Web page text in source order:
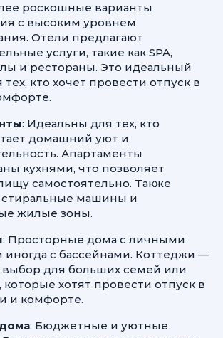
роскошные варианты
с высоким уровнем
Отели предлагают
услуги, такие как SPA,
и рестораны. Это идеальный
кто хочет провести отпуск в
: Идеальны для тех, кто
домашний уют и
Апартаменты
кухнями, что позволяет
самостоятельно. Также
машины и
жилые зоны.
: Просторные дома с личными
иногда с бассейнами. Коттеджи —
для больших семей или
хотят провести отпуск в
и комфорте.
: Бюджетные и уютные